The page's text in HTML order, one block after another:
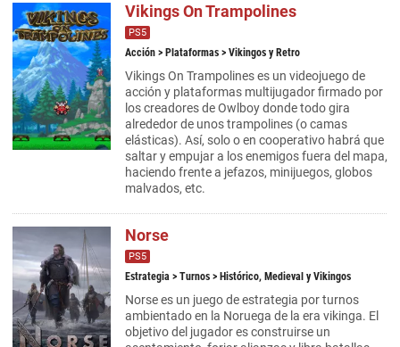
Vikings On Trampolines
PS5
Acción > Plataformas > Vikingos y Retro
Vikings On Trampolines es un videojuego de
acción y plataformas multijugador firmado por
los creadores de Owlboy donde todo gira
alrededor de unos trampolines (o camas
elásticas). Así, solo o en cooperativo habrá que
saltar y empujar a los enemigos fuera del mapa,
haciendo frente a jefazos, minijuegos, globos
malvados, etc.
Norse
PS5
Estrategia > Turnos > Histórico, Medieval y Vikingos
Norse es un juego de estrategia por turnos
ambientado en la Noruega de la era vikinga. El
objetivo del jugador es construirse un